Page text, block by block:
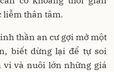
liễm thân tâm.
thần an cư gợi mở một
biết dừng lại để tự soi
và nuôi lớn những giá